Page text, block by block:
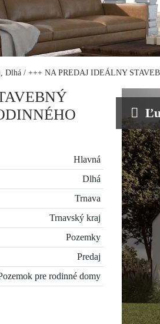
Dlhá / +++ NA PREDAJ IDEÁLNY
Hlavná
Dlhá
Trnava
Trnavský kraj
Pozemky
Predaj
pre rodinné domy